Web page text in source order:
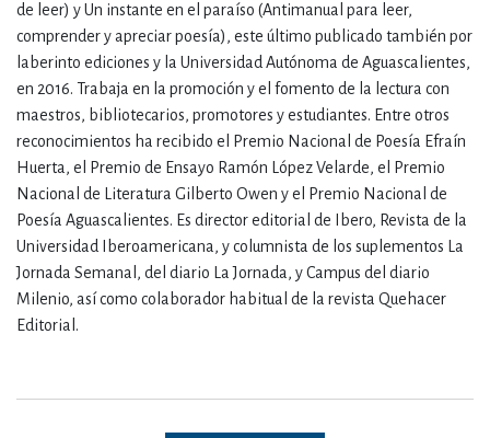
de leer) y Un instante en el paraíso (Antimanual para leer,
comprender y apreciar poesía), este último publicado también por
laberinto ediciones y la Universidad Autónoma de Aguascalientes,
en 2016. Trabaja en la promoción y el fomento de la lectura con
maestros, bibliotecarios, promotores y estudiantes. Entre otros
reconocimientos ha recibido el Premio Nacional de Poesía Efraín
Huerta, el Premio de Ensayo Ramón López Velarde, el Premio
Nacional de Literatura Gilberto Owen y el Premio Nacional de
Poesía Aguascalientes. Es director editorial de Ibero, Revista de la
Universidad Iberoamericana, y columnista de los suplementos La
Jornada Semanal, del diario La Jornada, y Campus del diario
Milenio, así como colaborador habitual de la revista Quehacer
Editorial.